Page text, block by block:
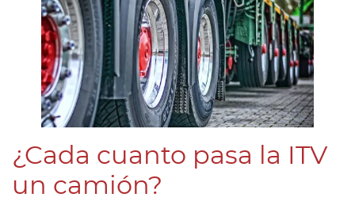
¿Cada cuanto pasa la ITV
un camión?